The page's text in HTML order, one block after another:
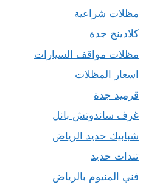
مظلات شراعية
كلادينج جدة
مظلات مواقف السيارات
اسعار المظلات
قرميد جدة
غرف ساندوتش بانل
شبابيك حديد الرياض
تندات حديد
فني المنيوم بالرياض